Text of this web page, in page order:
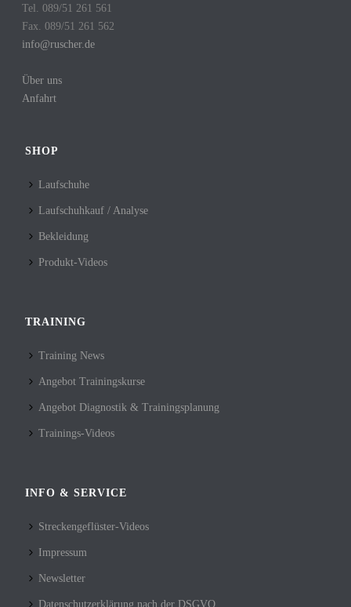
Tel. 089/51 261 561
Fax. 089/51 261 562
info@ruscher.de
Über uns
Anfahrt
SHOP
Laufschuhe
Laufschuhkauf / Analyse
Bekleidung
Produkt-Videos
TRAINING
Training News
Angebot Trainingskurse
Angebot Diagnostik & Trainingsplanung
Trainings-Videos
INFO & SERVICE
Streckengeflüster-Videos
Impressum
Newsletter
Datenschutzerklärung nach der DSGVO